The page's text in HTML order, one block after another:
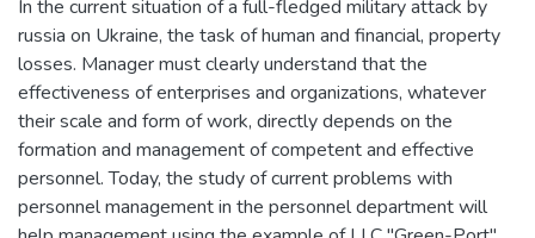
In the current situation of a full-fledged military attack by
russia on Ukraine, the task of human and financial, property
losses. Manager must clearly understand that the
effectiveness of enterprises and organizations, whatever
their scale and form of work, directly depends on the
formation and management of competent and effective
personnel. Today, the study of current problems with
personnel management in the personnel department will